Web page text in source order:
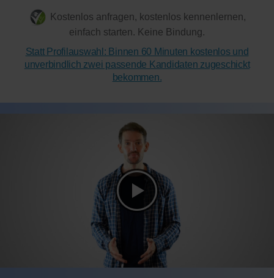
Kostenlos anfragen, kostenlos kennenlernen,
einfach starten. Keine Bindung.
Statt Profilauswahl: Binnen 60 Minuten kostenlos und
unverbindlich zwei passende Kandidaten zugeschickt
bekommen.